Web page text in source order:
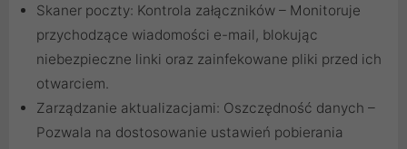
Skaner poczty: Kontrola załączników – Monitoruje
przychodzące wiadomości e-mail, blokując
niebezpieczne linki oraz zainfekowane pliki przed ich
otwarciem.
Zarządzanie aktualizacjami: Oszczędność danych –
Pozwala na dostosowanie ustawień pobierania